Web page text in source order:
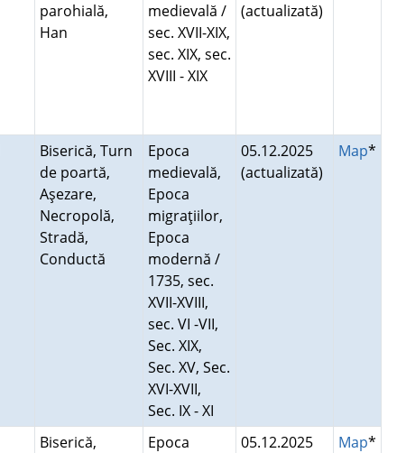
parohială,
Han
medievală /
sec. XVII-XIX,
sec. XIX, sec.
XVIII - XIX
(actualizată)
Biserică, Turn
de poartă,
Aşezare,
Necropolă,
Stradă,
Conductă
Epoca
medievală,
Epoca
migraţiilor,
Epoca
modernă /
1735, sec.
XVII-XVIII,
sec. VI -VII,
Sec. XIX,
Sec. XV, Sec.
XVI-XVII,
Sec. IX - XI
05.12.2025
(actualizată)
Map*
Biserică,
Epoca
05.12.2025
Map*